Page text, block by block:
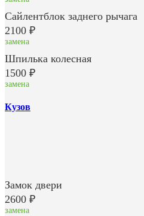
Сайлентблок заднего рычага
2100 ₽
замена
Шпилька колесная
1500 ₽
замена
Кузов
Замок двери
2600 ₽
замена